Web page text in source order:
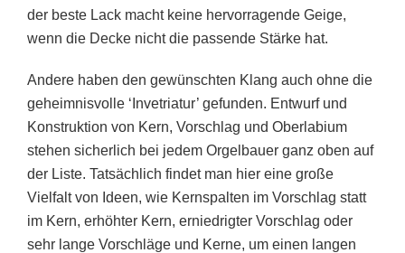
der beste Lack macht keine hervorragende Geige,
wenn die Decke nicht die passende Stärke hat.
Andere haben den gewünschten Klang auch ohne die
geheimnisvolle ‘Invetriatur’ gefunden. Entwurf und
Konstruktion von Kern, Vorschlag und Oberlabium
stehen sicherlich bei jedem Orgelbauer ganz oben auf
der Liste. Tatsächlich findet man hier eine große
Vielfalt von Ideen, wie Kernspalten im Vorschlag statt
im Kern, erhöhter Kern, erniedrigter Vorschlag oder
sehr lange Vorschläge und Kerne, um einen langen